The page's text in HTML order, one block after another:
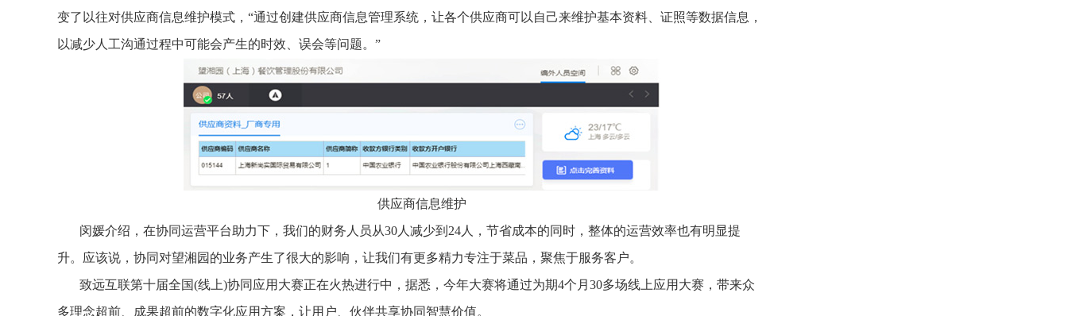
变了以往对供应商信息维护模式，“通过创建供应商信息管理系统，让各个供应商可以自己来维护基本资料、证照等数据信息，
以减少人工沟通过程中可能会产生的时效、误会等问题。”
供应商信息维护
闵媛介绍，在协同运营平台助力下，我们的财务人员从30人减少到24人，节省成本的同时，整体的运营效率也有明显提
升。应该说，协同对望湘园的业务产生了很大的影响，让我们有更多精力专注于菜品，聚焦于服务客户。
致远互联第十届全国(线上)协同应用大赛正在火热进行中，据悉，今年大赛将通过为期4个月30多场线上应用大赛，带来众
多理念超前、成果超前的数字化应用方案，让用户、伙伴共享协同智慧价值。